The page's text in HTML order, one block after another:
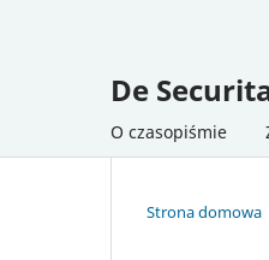
De
O czasopiśmie
Strona domowa